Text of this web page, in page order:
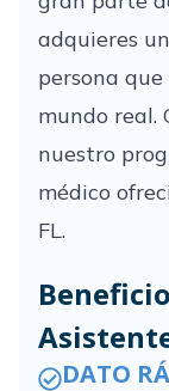
adquieres
persona
mundo real.
nuestro
médico
FL.
DATO